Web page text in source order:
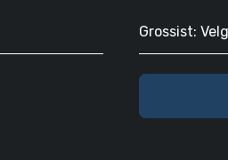
Grossist: